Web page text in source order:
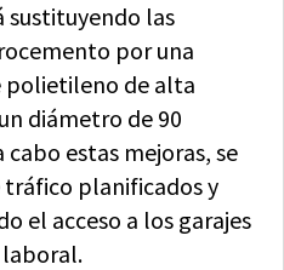
sustituyendo las
por una
polietileno de alta
diámetro de 90
estas mejoras, se
tráfico planificados y
el acceso a los garajes
laboral.